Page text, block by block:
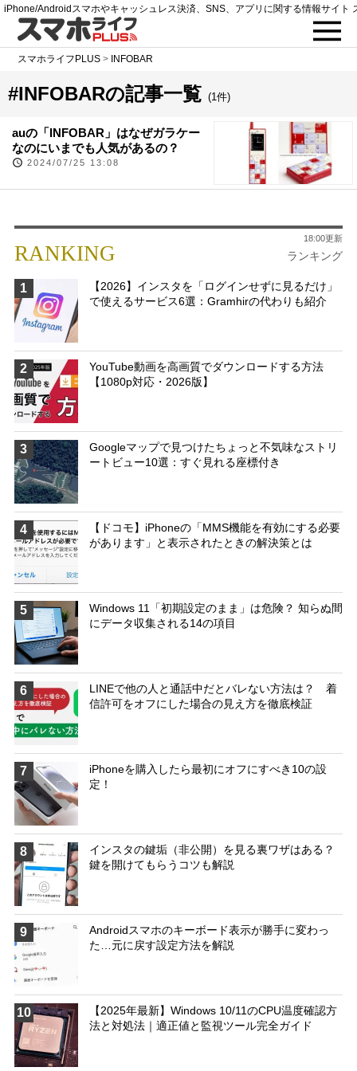
iPhone/Androidスマホやキャッシュレス決済、SNS、アプリに関する情報サイト
スマホライフPLUS > INFOBAR
#INFOBARの記事一覧 (1件)
auの「INFOBAR」はなぜガラケー
なのにいまでも人気があるの？
2024/07/25 13:08
RANKING ランキング
18:00更新
1
【2026】インスタを「ログインせずに見るだけ」
で使えるサービス6選：Gramhirの代わりも紹介
2
YouTube動画を高画質でダウンロードする方法
【1080p対応・2026版】
3
Googleマップで見つけたちょっと不気味なストリ
ートビュー10選：すぐ見れる座標付き
4
【ドコモ】iPhoneの「MMS機能を有効にする必要
があります」と表示されたときの解決策とは
5
Windows 11「初期設定のまま」は危険？ 知らぬ間
にデータ収集される14の項目
6
LINEで他の人と通話中だとバレない方法は？ 着
信許可をオフにした場合の見え方を徹底検証
7
iPhoneを購入したら最初にオフにすべき10の設
定！
8
インスタの鍵垢（非公開）を見る裏ワザはある？
鍵を開けてもらうコツも解説
9
Androidスマホのキーボード表示が勝手に変わっ
た…元に戻す設定方法を解説
10
【2025年最新】Windows 10/11のCPU温度確認方
法と対処法｜適正値と監視ツール完全ガイド